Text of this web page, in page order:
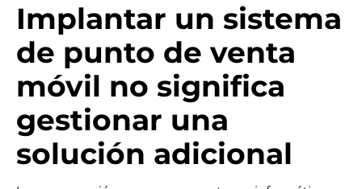
Implantar un sistema
de punto de venta
móvil no significa
gestionar una
solución adicional